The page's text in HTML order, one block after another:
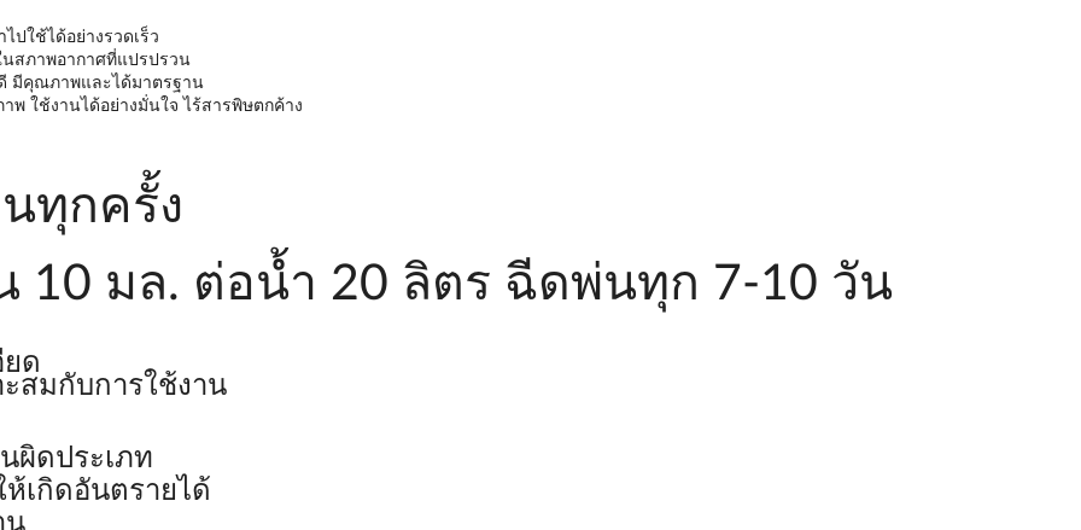
ปใช้ได้อย่างรวดเร็ว
นสภาพอากาศที่แปรปรวน
มีคุณภาพและได้มาตรฐาน
ใช้งานได้อย่างมั่นใจ ไร้สารพิษตกค้าง
ทุกครั้ง
10 มล. ต่อน้ำ 20 ลิตร ฉีดพ่นทุก 7-10 วัน
ด
สมกับการใช้งาน
ผิดประเภท
เกิดอันตรายได้